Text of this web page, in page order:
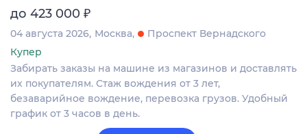
до 423 000 ₽
04 августа 2026 Москва
Проспект Вернадского
Купер
Забирать заказы на машине из магазинов и доставлять
их покупателям. Стаж вождения от 3 лет,
безаварийное вождение, перевозка грузов. Удобный
график от 3 часов в день.